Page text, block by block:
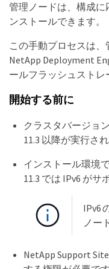
管理ノードは、構成に
ンストールできます。
この手動プロセスは
NetApp Deployment
ールフラッシュストレ
開始する前に
クラスタバージョ
11.3 以降が実行さ
インストール環境
11.3 では IPv6 がサ
IPv6
ノー
NetApp Support